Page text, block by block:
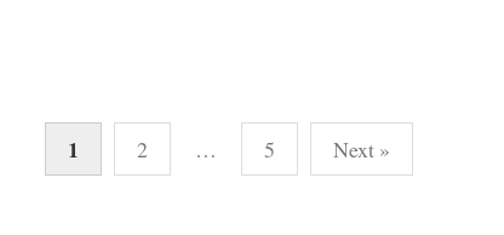
Stronicowanie
1 2 … 5 Next »